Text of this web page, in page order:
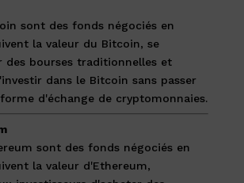
sont des fonds négociés en
la valeur du Bitcoin, se
des bourses traditionnelles et
dans le Bitcoin sans passer
d'échange de cryptomonnaies.
sont des fonds négociés en
la valeur d'Ethereum,